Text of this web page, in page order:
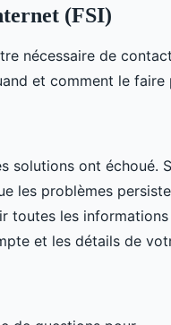
(FSI)
nécessaire de
et comment le faire
solutions ont échoué.
les problèmes
toutes les informations
et les détails de